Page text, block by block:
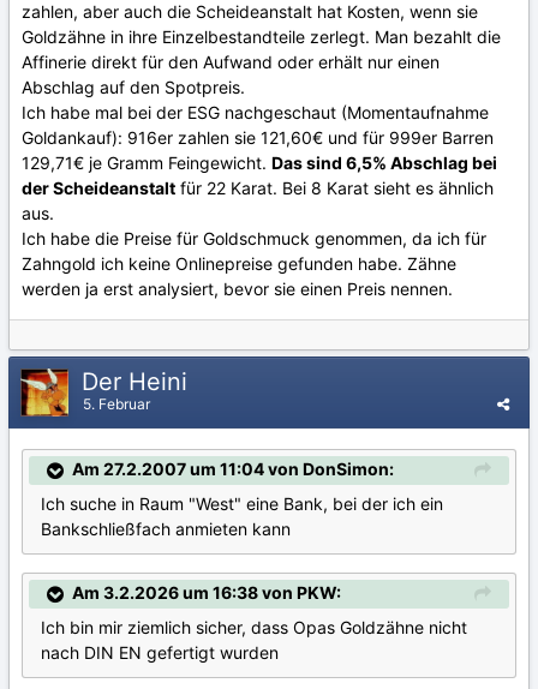
zahlen, aber auch die Scheideanstalt hat Kosten, wenn sie
Goldzähne in ihre Einzelbestandteile zerlegt. Man bezahlt die
Affinerie direkt für den Aufwand oder erhält nur einen
Abschlag auf den Spotpreis.
Ich habe mal bei der ESG nachgeschaut (Momentaufnahme
Goldankauf): 916er zahlen sie 121,60€ und für 999er Barren
129,71€ je Gramm Feingewicht. Das sind 6,5% Abschlag bei
der Scheideanstalt für 22 Karat. Bei 8 Karat sieht es ähnlich
aus.
Ich habe die Preise für Goldschmuck genommen, da ich für
Zahngold ich keine Onlinepreise gefunden habe. Zähne
werden ja erst analysiert, bevor sie einen Preis nennen.
Der Heini
5. Februar
Am 27.2.2007 um 11:04 von DonSimon:
Ich suche in Raum "West" eine Bank, bei der ich ein
Bankschließfach anmieten kann
Am 3.2.2026 um 16:38 von PKW:
Ich bin mir ziemlich sicher, dass Opas Goldzähne nicht
nach DIN EN gefertigt wurden